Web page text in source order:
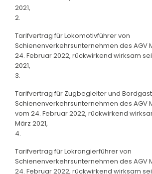
2021,
2.
Tarifvertrag für Lokomotivführer von
Schienenverkehrsunternehmen des AGV
24. Februar 2022, rückwirkend wirksam
2021,
3.
Tarifvertrag für Zugbegleiter und
Schienenverkehrsunternehmen des AGV
vom 24. Februar 2022, rückwirkend
März 2021,
4.
Tarifvertrag für Lokrangierführer von
Schienenverkehrsunternehmen des AGV
24. Februar 2022, rückwirkend wirksam